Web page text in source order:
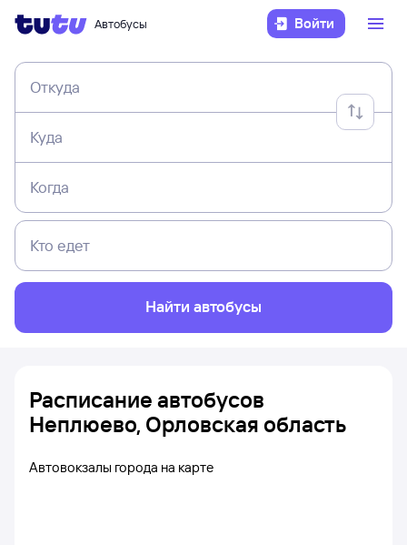
Автобусы Войти
Откуда
Куда
Когда
Кто едет
Найти автобусы
Расписание автобусов
Неплюево, Орловская область
Автовокзалы города на карте